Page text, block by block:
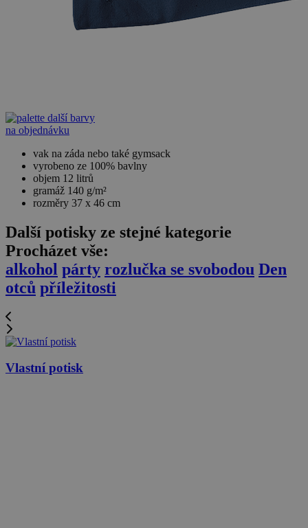
další barvy
na objednávku
vak na záda nebo také gymsack
vyrobeno ze 100% bavlny
objem 12 litrů
gramáž 140 g/m²
rozměry 37 x 46 cm
Další potisky ze stejné kategorie
Procházet vše:
alkohol párty rozlučka se svobodou Den
otců příležitosti
Vlastní potisk